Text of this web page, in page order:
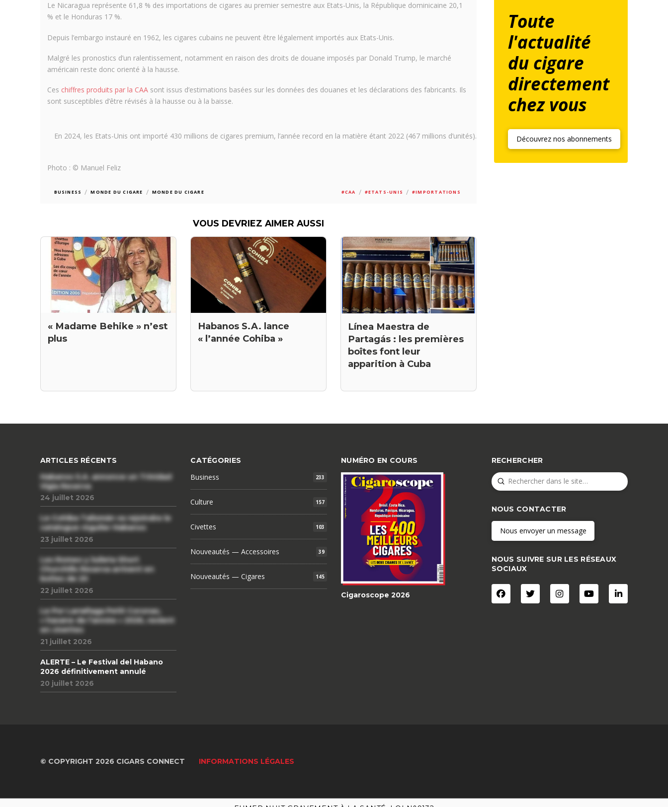
Le Nicaragua représente 61,8 % des importations de cigares au premier semestre aux Etats-Unis, la République dominicaine 20,1
% et le Honduras 17 %.
Depuis l’embargo instauré en 1962, les cigares cubains ne peuvent être légalement importés aux Etats-Unis.
Malgré les pronostics d’un ralentissement, notamment en raison des droits de douane imposés par Donald Trump, le marché
américain reste donc orienté à la hausse.
Ces chiffres produits par la CAAsont issus d’estimations basées sur les données des douanes et les déclarations des fabricants. Ils
sont susceptibles d’être révisés à la hausse ou à la baisse.
En 2024, les Etats-Unis ont importé 430 millions de cigares premium, l’année record en la matière étant 2022 (467 millions d’unités).
Photo : © Manuel Feliz
BUSINESS / MONDE DU CIGARE / MONDE DU CIGARE #CAA / #ETATS-UNIS / #IMPORTATIONS
VOUS DEVRIEZ AIMER AUSSI
« Madame Behike » n’est
plus
Habanos S.A. lance
« l’année Cohiba »
Línea Maestra de
Partagás : les premières
boîtes font leur
apparition à Cuba
Toute
l'actualité
du cigare
directement
chez vous
Découvrez nos abonnements
ARTICLES RÉCENTS
Habanos S.A. annonce un Trinidad
Vigia Reserva
24 juillet 2026
Le Cohiba Talismán va rejoindre le
catalogue régulier Habanos
23 juillet 2026
Les Romeo y Julieta Short
Churchills Reserva arrivent en
boîtes de 20
22 juillet 2026
Le Por Larrañaga Petit Coronas,
« havane de l’année » 2026, revient
en civettes
21 juillet 2026
ALERTE – Le Festival del Habano
2026 définitivement annulé
20 juillet 2026
CATÉGORIES
Business 233
Culture 157
Civettes 103
Nouveautés — Accessoires 39
Nouveautés — Cigares 145
NUMÉRO EN COURS
Cigaroscope 2026
RECHERCHER
Search
Submit
NOUS CONTACTER
Nous envoyer un message
NOUS SUIVRE SUR LES RÉSEAUX
SOCIAUX
© COPYRIGHT 2026 CIGARS CONNECT INFORMATIONS LÉGALES